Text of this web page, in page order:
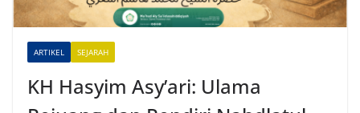
v
ARTIKEL SEJARAH
KH Hasyim Asy’ari: Ulama